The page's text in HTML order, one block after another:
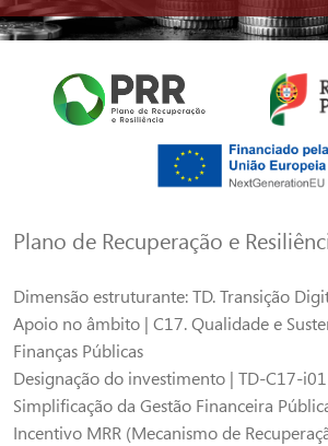
Plano de Recuperação e
Dimensão estruturante: TD. Transição
Apoio no âmbito | C17. Qualidade e
Finanças Públicas
Designação do investimento | TD-C17-
Simplificação da Gestão Financeira
Incentivo MRR (Mecanismo de